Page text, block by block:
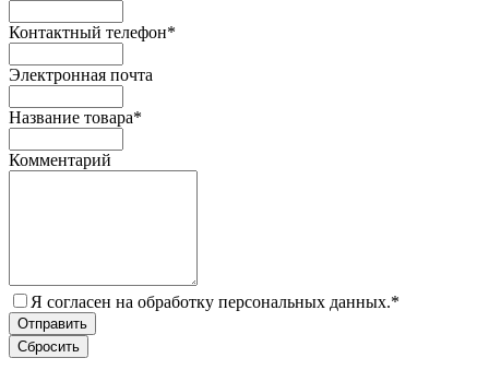
Контактный телефон*
Электронная почта
Название товара*
Комментарий
Я согласен на обработку персональных данных.*